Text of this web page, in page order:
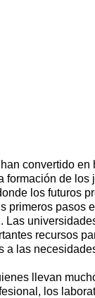
convertido en
formación de los
los futuros
primeros pasos
Las
recursos
a las
llevan
los